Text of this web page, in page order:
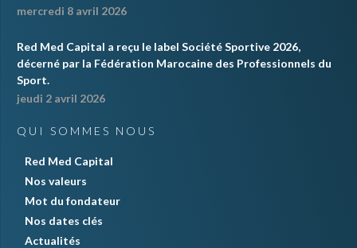
mercredi 8 avril 2026
Red Med Capital a reçu le label Société Sportive 2026,
décerné par la Fédération Marocaine des Professionnels du
Sport.
jeudi 2 avril 2026
QUI SOMMES NOUS
Red Med Capital
Nos valeurs
Mot du fondateur
Nos dates clés
Actualités